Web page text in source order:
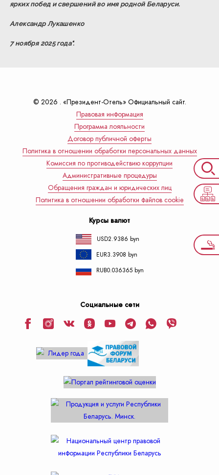
ярких побед и свершений во имя родной Беларуси.
Александр Лукашенко
7 ноября 2025 года".
© 2026 . «Президент-Отель» Официальный сайт.
Правовая информация
Программа лояльности
Договор публичной оферты
Политика в отношении обработки персональных данных
Комиссия по противодействию коррупции
Административные процедуры
Обращения граждан и юридических лиц
Политика в отношении обработки файлов cookie
Курсы валют
USD2.9386 byn
EUR3.3908 byn
RUB0.036365 byn
Социальные сети